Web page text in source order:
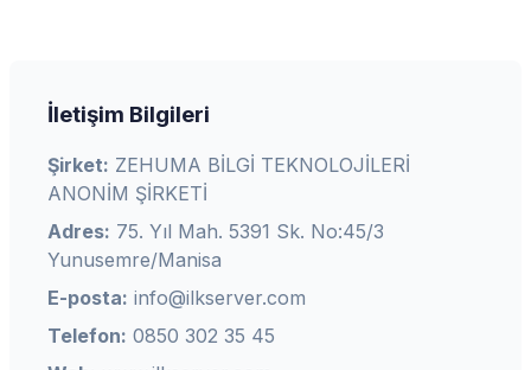
İletişim Bilgileri
Şirket: ZEHUMA BİLGİ TEKNOLOJİLERİ
ANONİM ŞİRKETİ
Adres: 75. Yıl Mah. 5391 Sk. No:45/3
Yunusemre/Manisa
E-posta: info@ilkserver.com
Telefon: 0850 302 35 45